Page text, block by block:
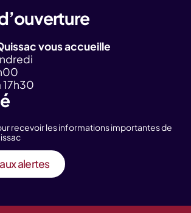
vous accueille
17h30
recevoir les informations importantes de
alertes